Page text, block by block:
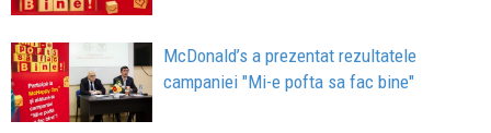
McDonald’s a prezentat rezultatele
campaniei "Mi-e pofta sa fac bine"